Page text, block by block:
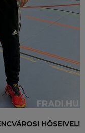
HŐSEIVEL!